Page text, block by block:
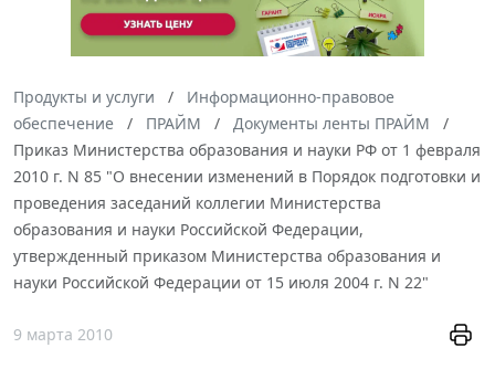
Продукты и услуги
Информационно-правовое
обеспечение
ПРАЙМ
Документы ленты ПРАЙМ
Приказ Министерства образования и науки РФ от 1 февраля
2010 г. N 85 "О внесении изменений в Порядок подготовки и
проведения заседаний коллегии Министерства
образования и науки Российской Федерации,
утвержденный приказом Министерства образования и
науки Российской Федерации от 15 июля 2004 г. N 22"
9 марта 2010